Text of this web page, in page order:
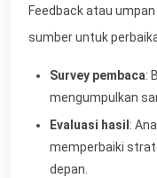
Feedback atau
sumber untuk
Survey pembaca:
mengumpulkan
Evaluasi hasil :
memperbaiki
depan.